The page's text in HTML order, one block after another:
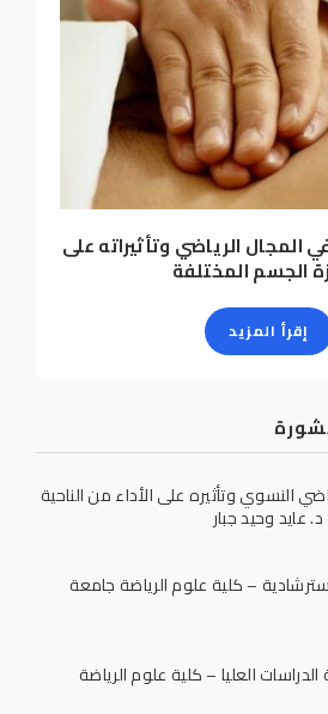
المجال الرياضي وتأثيراته على
الجسم المختلفة
إقرأ المزيد
النسوي وتأثيره على الأداء من الناحية
عايد وحيد جبار
– كلية علوم الرياضة جامعة
العليا – كلية علوم الرياضة